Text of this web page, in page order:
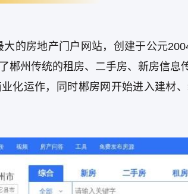
的房地产门户网站，创建于公元
郴州传统的租房、二手房、新房信息
化运作，同时郴房网开始进入建材